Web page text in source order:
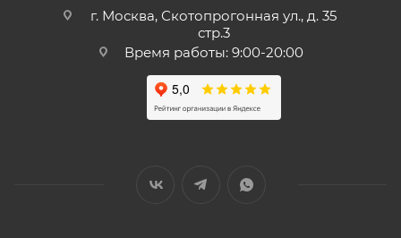
г. Москва, Скотопрогонная ул., д. 35
стр.3
Время работы: 9:00-20:00